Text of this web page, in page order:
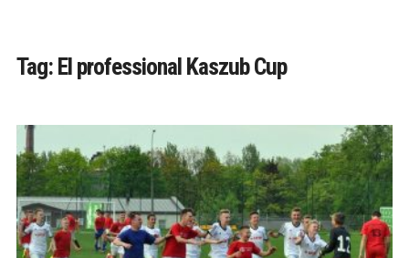
Tag: El professional Kaszub Cup